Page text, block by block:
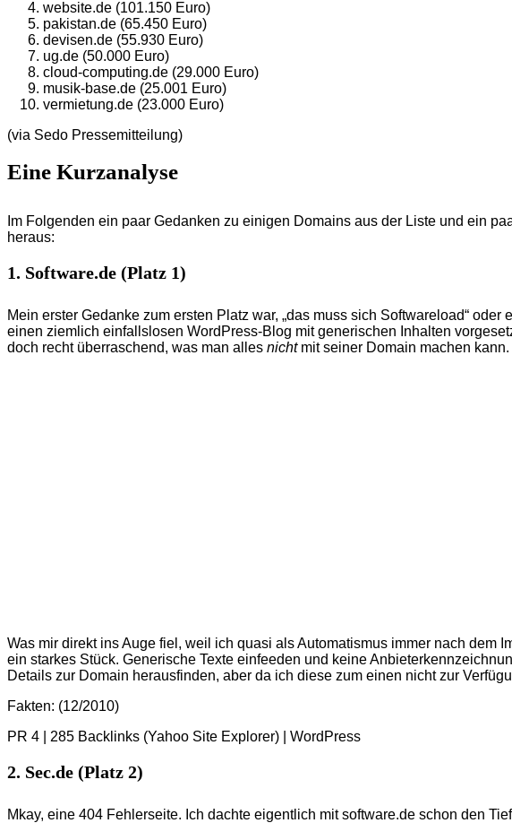
website.de (101.150 Euro)
pakistan.de (65.450 Euro)
devisen.de (55.930 Euro)
ug.de (50.000 Euro)
cloud-computing.de (29.000 Euro)
musik-base.de (25.001 Euro)
vermietung.de (23.000 Euro)
(via Sedo Pressemitteilung)
Eine Kurzanalyse
Im Folgenden ein paar Gedanken zu einigen Domains aus der Liste und ein
heraus:
1. Software.de (Platz 1)
Mein erster Gedanke zum ersten Platz war, „das muss sich Softwareload“
einen ziemlich einfallslosen WordPress-Blog mit generischen Inhalten
doch recht überraschend, was man alles nicht mit seiner Domain machen kann.
Was mir direkt ins Auge fiel, weil ich quasi als Automatismus immer nach dem
ein starkes Stück. Generische Texte einfeeden und keine
Details zur Domain herausfinden, aber da ich diese zum einen nicht zur
Fakten: (12/2010)
PR 4 | 285 Backlinks (Yahoo Site Explorer) | WordPress
2. Sec.de (Platz 2)
Mkay, eine 404 Fehlerseite. Ich dachte eigentlich mit software.de schon den